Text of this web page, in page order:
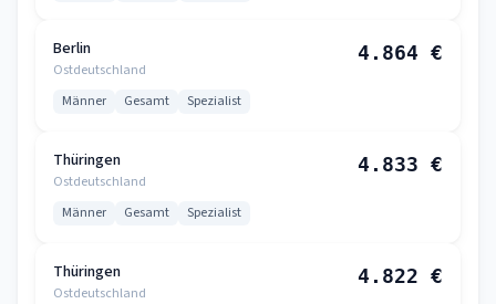
Berlin
Ostdeutschland
4.864 €
Männer Gesamt Spezialist
Thüringen
Ostdeutschland
4.833 €
Männer Gesamt Spezialist
Thüringen
Ostdeutschland
4.822 €